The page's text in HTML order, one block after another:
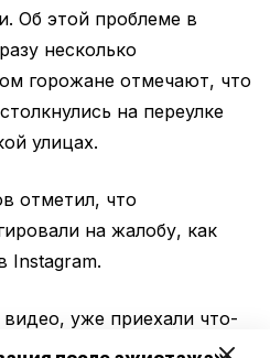
Об этой проблеме в
несколько
горожане отмечают, что
на переулке
улицах.
отметил, что
на жалобу, как
Instagram.
уже приехали что-
течёт!», – написал